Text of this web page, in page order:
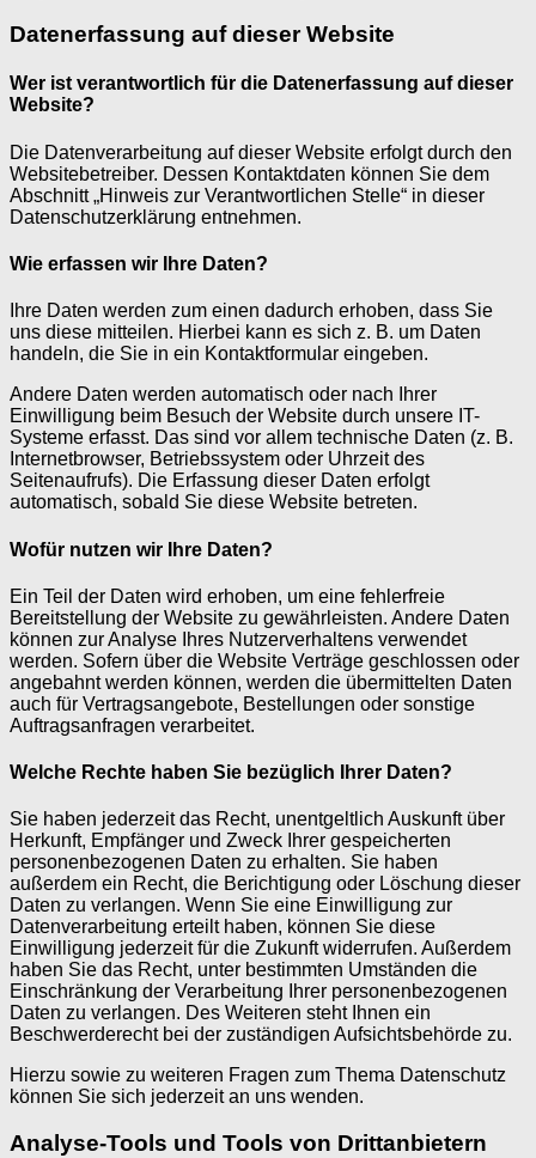
Datenerfassung auf dieser Website
Wer ist verantwortlich für die Datenerfassung auf dieser
Website?
Die Datenverarbeitung auf dieser Website erfolgt durch den
Websitebetreiber. Dessen Kontaktdaten können Sie dem
Abschnitt „Hinweis zur Verantwortlichen Stelle“ in dieser
Datenschutzerklärung entnehmen.
Wie erfassen wir Ihre Daten?
Ihre Daten werden zum einen dadurch erhoben, dass Sie
uns diese mitteilen. Hierbei kann es sich z. B. um Daten
handeln, die Sie in ein Kontaktformular eingeben.
Andere Daten werden automatisch oder nach Ihrer
Einwilligung beim Besuch der Website durch unsere IT-
Systeme erfasst. Das sind vor allem technische Daten (z. B.
Internetbrowser, Betriebssystem oder Uhrzeit des
Seitenaufrufs). Die Erfassung dieser Daten erfolgt
automatisch, sobald Sie diese Website betreten.
Wofür nutzen wir Ihre Daten?
Ein Teil der Daten wird erhoben, um eine fehlerfreie
Bereitstellung der Website zu gewährleisten. Andere Daten
können zur Analyse Ihres Nutzerverhaltens verwendet
werden. Sofern über die Website Verträge geschlossen oder
angebahnt werden können, werden die übermittelten Daten
auch für Vertragsangebote, Bestellungen oder sonstige
Auftragsanfragen verarbeitet.
Welche Rechte haben Sie bezüglich Ihrer Daten?
Sie haben jederzeit das Recht, unentgeltlich Auskunft über
Herkunft, Empfänger und Zweck Ihrer gespeicherten
personenbezogenen Daten zu erhalten. Sie haben
außerdem ein Recht, die Berichtigung oder Löschung dieser
Daten zu verlangen. Wenn Sie eine Einwilligung zur
Datenverarbeitung erteilt haben, können Sie diese
Einwilligung jederzeit für die Zukunft widerrufen. Außerdem
haben Sie das Recht, unter bestimmten Umständen die
Einschränkung der Verarbeitung Ihrer personenbezogenen
Daten zu verlangen. Des Weiteren steht Ihnen ein
Beschwerderecht bei der zuständigen Aufsichtsbehörde zu.
Hierzu sowie zu weiteren Fragen zum Thema Datenschutz
können Sie sich jederzeit an uns wenden.
Analyse-Tools und Tools von Dritt­anbietern